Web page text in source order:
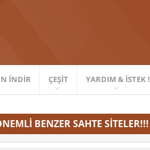
İNDIR ÇEŞIT YARDIM & İSTEK !
BENZER SAHTE SITELER!!!